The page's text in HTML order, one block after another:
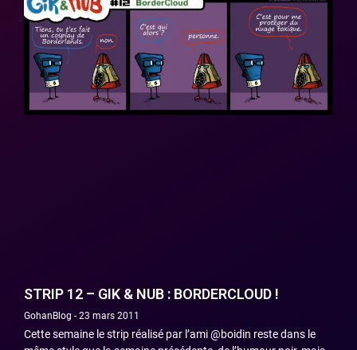
STRIP 12 – GIK & NUB : BORDERCLOUD !
GohanBlog 23 mars 2011
Cette semaine le strip réalisé par l’ami @boidin reste dans le